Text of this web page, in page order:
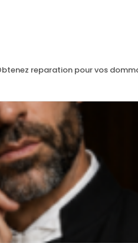
reparation pour vos